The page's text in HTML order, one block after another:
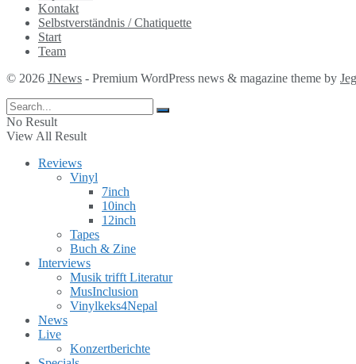
Kontakt
Selbstverständnis / Chatiquette
Start
Team
© 2026 JNews - Premium WordPress news & magazine theme by
No Result
View All Result
Reviews
Vinyl
7inch
10inch
12inch
Tapes
Buch & Zine
Interviews
Musik trifft Literatur
MusInclusion
Vinylkeks4Nepal
News
Live
Konzertberichte